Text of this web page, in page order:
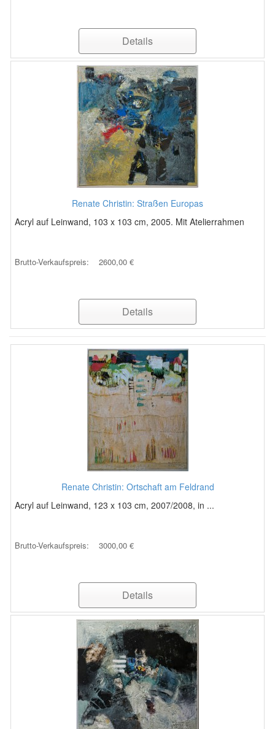
Details
Renate Christin: Straßen Europas
Acryl auf Leinwand, 103 x 103 cm, 2005. Mit Atelierrahmen
Brutto-Verkaufspreis: 2600,00 €
Details
Renate Christin: Ortschaft am Feldrand
Acryl auf Leinwand, 123 x 103 cm, 2007/2008, in ...
Brutto-Verkaufspreis: 3000,00 €
Details